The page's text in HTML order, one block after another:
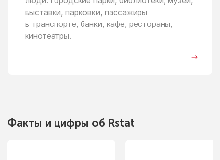
выставки, парковки, пассажиры
в транспорте, банки, кафе, рестораны,
кинотеатры.
Факты и цифры об Rstat